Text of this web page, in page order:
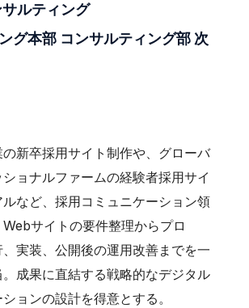
サルティング
グ本部 コンサルティング部 次
新卒採用サイト制作や、グローバ
ョナルファームの経験者採用サイ
ルなど、採用コミュニケーション領
サイトの要件整理からプロ
実装、公開後の運用改善までを一
成果に直結する戦略的なデジタル
ョンの設計を得意とする。